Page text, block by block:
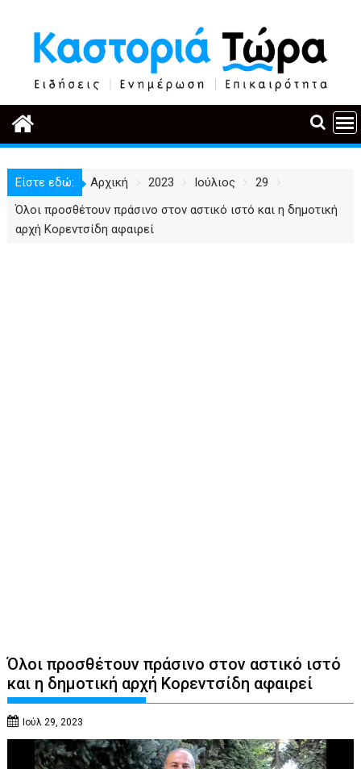
περιεχόμενο
Είστε εδώ: Αρχική 2023 Ιούλιος
29
Όλοι προσθέτουν πράσινο στον αστικό ιστό και η δημοτική
αρχή Κορεντσίδη αφαιρεί
Όλοι προσθέτουν πράσινο στον αστικό ιστό
και η δημοτική αρχή Κορεντσίδη αφαιρεί
Ιούλ 29, 2023